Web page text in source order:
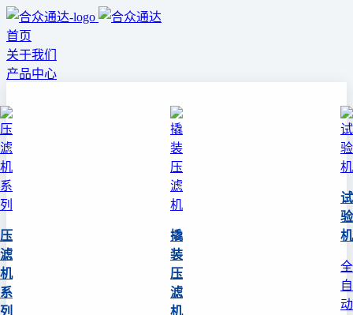
首页
关于我们
产品中心
压
滤
机
系
列
撬
装
压
滤
机
试
验
机
全
自
动